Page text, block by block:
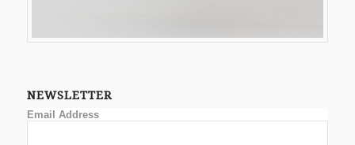
NEWSLETTER
Email Address